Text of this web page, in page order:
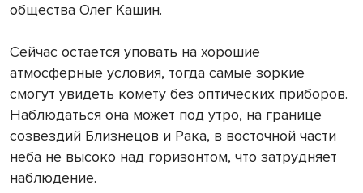
общества Олег Кашин.
Сейчас остается уповать на хорошие
атмосферные условия, тогда самые зоркие
смогут увидеть комету без оптических приборов.
Наблюдаться она может под утро, на границе
созвездий Близнецов и Рака, в восточной части
неба не высоко над горизонтом, что затрудняет
наблюдение.